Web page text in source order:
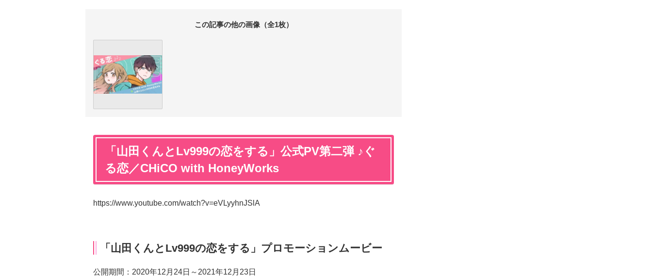
この記事の他の画像（全1枚）
「山田くんとLv999の恋をする」公式PV第二弾 ♪ぐ
る恋／CHiCO with HoneyWorks
https://www.youtube.com/watch?v=eVLyyhnJSlA
「山田くんとLv999の恋をする」プロモーションムービー
公開期間：2020年12月24日～2021年12月23日